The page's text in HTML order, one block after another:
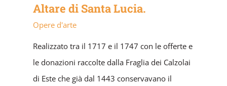
Altare di Santa Lucia.
Opere d'arte
Realizzato tra il 1717 e il 1747 con le offerte e
le donazioni raccolte dalla Fraglia dei Calzolai
di Este che già dal 1443 conservavano il